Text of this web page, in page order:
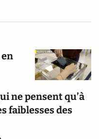
ne pensent qu’à
faiblesses des